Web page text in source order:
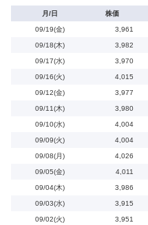
月/日 株価
09/19(金) 3,961
09/18(木) 3,982
09/17(水) 3,970
09/16(火) 4,015
09/12(金) 3,977
09/11(木) 3,980
09/10(水) 4,004
09/09(火) 4,004
09/08(月) 4,026
09/05(金) 4,011
09/04(木) 3,986
09/03(水) 3,915
09/02(火) 3,951